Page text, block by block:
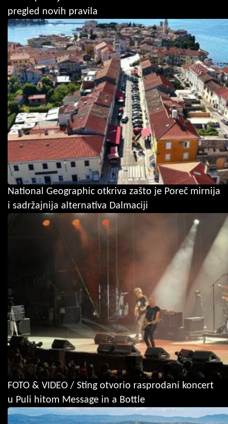
pregled novih pravila
National Geographic otkriva zašto je Poreč mirnija
i sadržajnija alternativa Dalmaciji
FOTO & VIDEO / Sting otvorio rasprodani koncert
u Puli hitom Message in a Bottle